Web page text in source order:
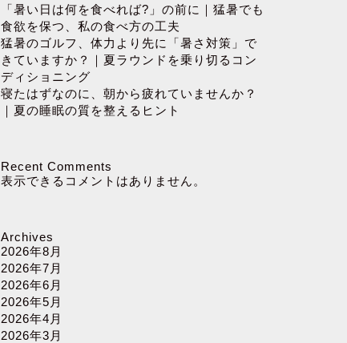
「暑い日は何を食べれば?」の前に｜猛暑でも
食欲を保つ、私の食べ方の工夫
猛暑のゴルフ、体力より先に「暑さ対策」で
きていますか？｜夏ラウンドを乗り切るコン
ディショニング
寝たはずなのに、朝から疲れていませんか？
｜夏の睡眠の質を整えるヒント
Recent Comments
表示できるコメントはありません。
Archives
2026年8月
2026年7月
2026年6月
2026年5月
2026年4月
2026年3月